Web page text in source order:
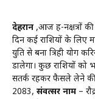
देहरादून ,आज ग्रह-नक्षत्रों
दिन कई राशियों के लिए
युति से बना त्रिग्रही योग
डालेगा। कुछ राशियों को
सतर्क रहकर फैसले लेने
2083, संवत्सर नाम –